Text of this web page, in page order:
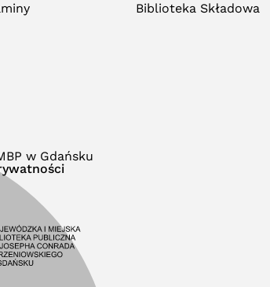
Biblioteka Składowa
w Gdańsku